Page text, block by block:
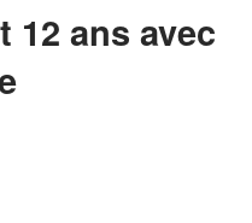
12 ans avec